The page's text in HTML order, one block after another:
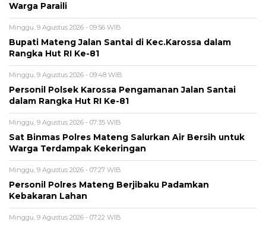
Warga Paraili
Minggu, 9 Agustus 2026 - 09:56 WIB
Bupati Mateng Jalan Santai di Kec.Karossa dalam
Rangka Hut RI Ke-81
Minggu, 9 Agustus 2026 - 09:48 WIB
Personil Polsek Karossa Pengamanan Jalan Santai
dalam Rangka Hut RI Ke-81
Minggu, 9 Agustus 2026 - 07:35 WIB
Sat Binmas Polres Mateng Salurkan Air Bersih untuk
Warga Terdampak Kekeringan
Minggu, 9 Agustus 2026 - 07:27 WIB
Personil Polres Mateng Berjibaku Padamkan
Kebakaran Lahan
Minggu, 9 Agustus 2026 - 07:22 WIB